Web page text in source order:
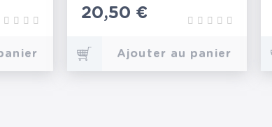
Prix
20,50 €
Ajouter au panier